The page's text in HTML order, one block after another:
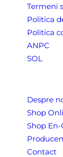
Termeni
Politica
Politica
ANPC
SOL
Despre
Shop
Shop En-
Contact